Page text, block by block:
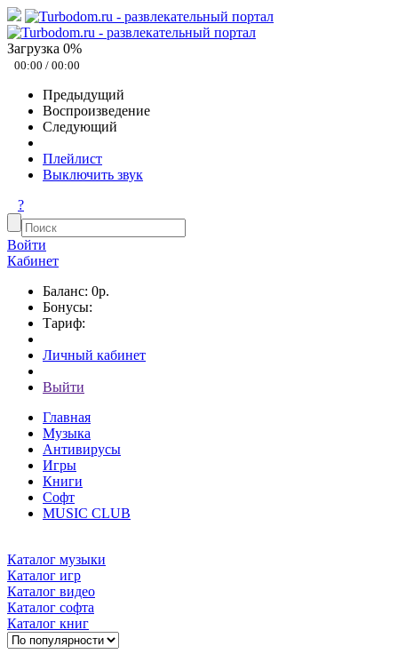
Загрузка 0%
00:00 / 00:00
Предыдущий
Воспроизведение
Следующий
Плейлист
Выключить звук
?
Войти
Кабинет
Баланс: 0р.
Бонусы:
Тариф:
Личный кабинет
Выйти
Главная
Музыка
Антивирусы
Игры
Книги
Софт
MUSIC CLUB
Каталог музыки
Каталог игр
Каталог видео
Каталог софта
Каталог книг